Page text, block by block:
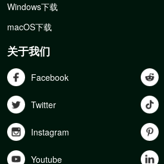
Windows下载
macOS下载
关于我们
Facebook
Twitter
Instagram
Youtube